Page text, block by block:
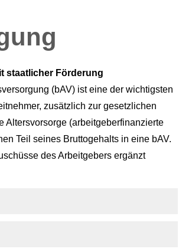
staatlicher Förderung
(bAV) ist eine der wichtigsten
zusätzlich zur gesetzlichen
Alters­vorsorge (arbeitgeberfinanzierte
Teil seines Bruttogehalts in eine bAV.
des Arbeitgebers ergänzt